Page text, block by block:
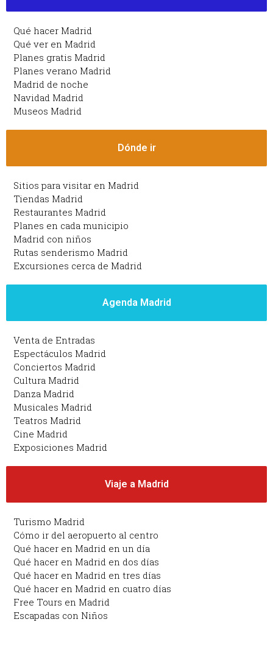
Qué hacer Madrid
Qué ver en Madrid
Planes gratis Madrid
Planes verano Madrid
Madrid de noche
Navidad Madrid
Museos Madrid
Dónde ir
Sitios para visitar en Madrid
Tiendas Madrid
Restaurantes Madrid
Planes en cada municipio
Madrid con niños
Rutas senderismo Madrid
Excursiones cerca de Madrid
Agenda Madrid
Venta de Entradas
Espectáculos Madrid
Conciertos Madrid
Cultura Madrid
Danza Madrid
Musicales Madrid
Teatros Madrid
Cine Madrid
Exposiciones Madrid
Viaje a Madrid
Turismo Madrid
Cómo ir del aeropuerto al centro
Qué hacer en Madrid en un día
Qué hacer en Madrid en dos días
Qué hacer en Madrid en tres días
Qué hacer en Madrid en cuatro días
Free Tours en Madrid
Escapadas con Niños